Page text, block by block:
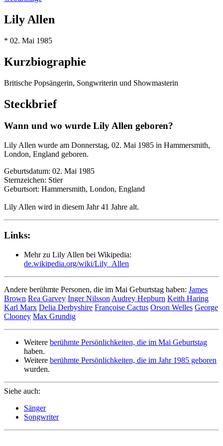
Lily Allen
* 02. Mai 1985
Kurzbiographie
Britische Popsängerin, Songwriterin und Showmasterin
Steckbrief
Wann und wo wurde Lily Allen geboren?
Lily Allen wurde am Donnerstag, 02. Mai 1985 in Hammersmith,
London, England geboren.
Geburtsdatum: 02. Mai 1985
Sternzeichen: Stier
Geburtsort: Hammersmith, London, England
Lily Allen wird in diesem Jahr 41 Jahre alt.
Links:
Mehr zu Lily Allen bei Wikipedia:
de.wikipedia.org/wiki/Lily_Allen
Andere berühmte Personen, die im Mai Geburtstag haben: James
Brown Rea Garvey Inger Nilsson Audrey Hepburn Keith Haring
Karl Marx Delia Derbyshire Françoise Cactus Orson Welles George
Clooney Max Grundig
Weitere berühmte Persönlichkeiten, die im Mai Geburtstag
haben.
Weitere berühmte Persönlichkeiten, die im Jahr 1985 geboren
wurden.
Siehe auch:
Sänger
Songwriter